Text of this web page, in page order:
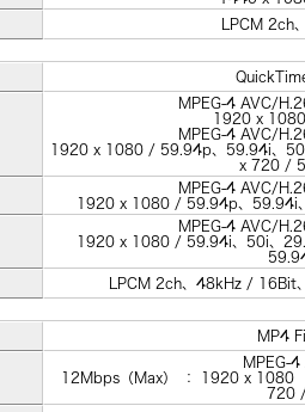
LPCM 2ch
MPEG-4 AVC/
1920 x
MPEG-4 AVC/
1920 x 1080 / 59.94p、59.94i、
x 720 /
MPEG-4 AVC/
1920 x 1080 / 59.94p、59.94i
MPEG-4 AVC/
1920 x 1080 / 59.94i、50i、
LPCM 2ch、48kHz / 16Bit
MP4
MPEG-
12Mbps（Max） ： 1920 x
720